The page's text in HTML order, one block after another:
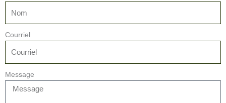
Courriel
Message